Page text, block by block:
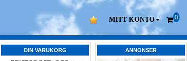
MITT KONTO 0
ANNONSER
DIN VARUKORG